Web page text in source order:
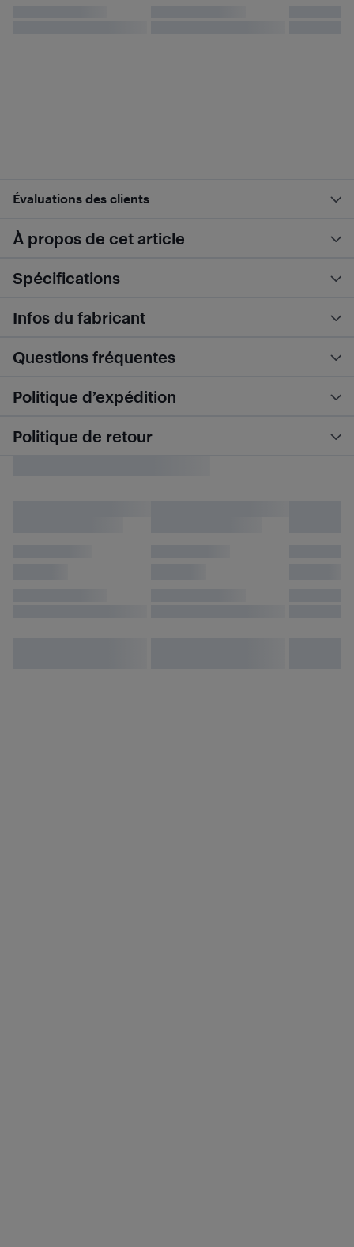
Évaluations des clients
À propos de cet article
Spécifications
Infos du fabricant
Questions fréquentes
Politique d’expédition
Politique de retour